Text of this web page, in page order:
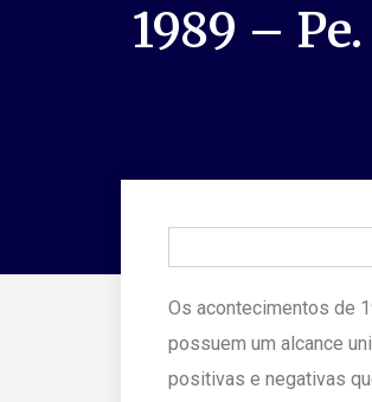
1989 –
Os acontecimentos de
possuem um alcance
positivas e negativas